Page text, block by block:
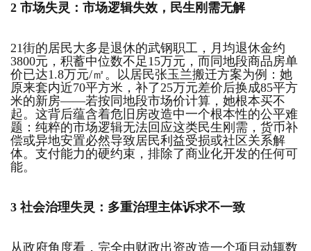
2 市场失灵：市场逻辑失效，民生刚需无解
21街的居民大多是退休的武钢职工，月均退休金约
3800元，积蓄中位数不足15万元，而同地段商品房单
价已达1.8万元/㎡。以居民张玉兰搬迁方案为例：她
原来套内近70平方米，补了25万元差价后换成85平方
米的新房——若按同地段市场价计算，她根本买不
起。这背后蕴含着危旧房改造中一个根本性的公平难
题：纯粹的市场逻辑无法回应这类民生刚需，货币补
偿或异地安置必然导致居民利益受损或社区关系解
体。支付能力的硬约束，排除了商业化开发的任何可
能。
3 社会治理失灵：多重治理主体诉求不一致
从政府角度看，完全由财政出资改造一个项目动辄数